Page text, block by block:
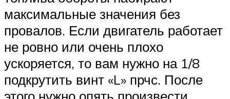
максимальные значения без
провалов. Если двигатель работает
не ровно или очень плохо
ускоряется, то вам нужно на 1/8
подкрутить винт «L» прчс. После